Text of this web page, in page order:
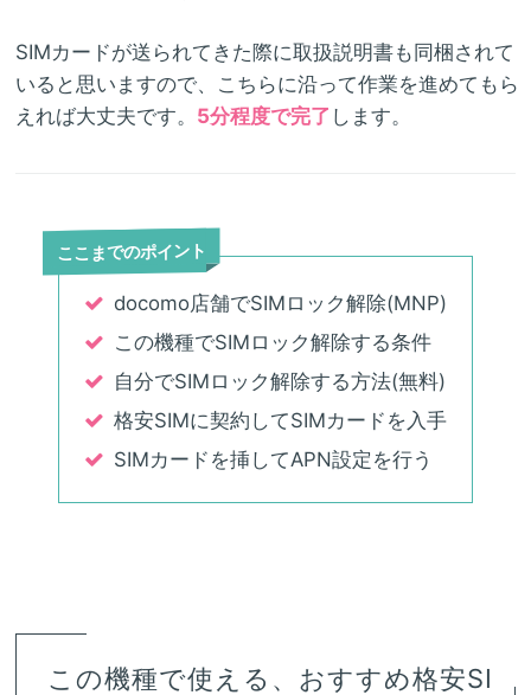
SIMカードが送られてきた際に取扱説明書も同梱されて
いると思いますので、こちらに沿って作業を進めてもら
えれば大丈夫です。 5分程度で完了 します。
ここまでのポイント
docomo店舗でSIMロック解除(MNP)
この機種でSIMロック解除する条件
自分でSIMロック解除する方法(無料)
格安SIMに契約してSIMカードを入手
SIMカードを挿してAPN設定を行う
この機種で使える、おすすめ格安SI